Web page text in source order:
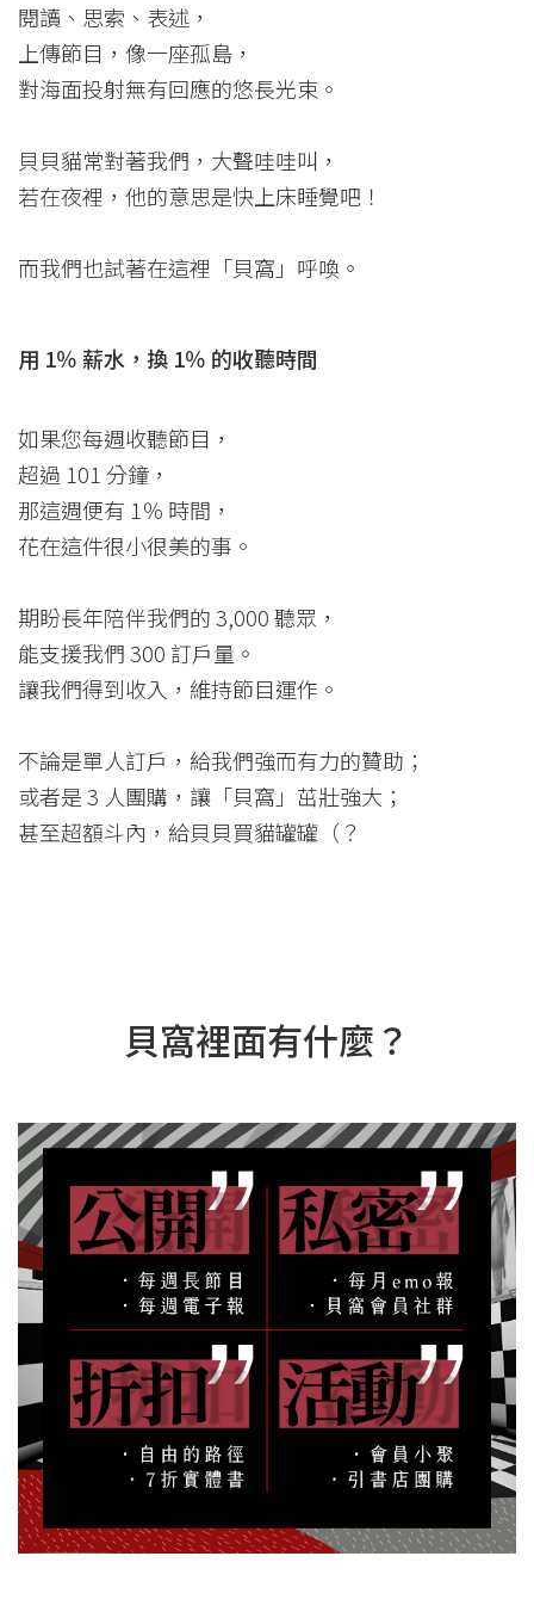
閱讀、思索、表述，
上傳節目，像一座孤島，
對海面投射無有回應的悠長光束。
貝貝貓常對著我們，大聲哇哇叫，
若在夜裡，他的意思是快上床睡覺吧！
而我們也試著在這裡「貝窩」呼喚。
用 1％ 薪水，換 1％ 的收聽時間
如果您每週收聽節目，
超過 101 分鐘，
那這週便有 1％ 時間，
花在這件很小很美的事。
期盼長年陪伴我們的 3,000 聽眾，
能支援我們 300 訂戶量。
讓我們得到收入，維持節目運作。
不論是單人訂戶，給我們強而有力的贊助；
或者是 3 人團購，讓「貝窩」茁壯強大；
甚至超額斗內，給貝貝買貓罐罐（？
貝窩裡面有什麼？